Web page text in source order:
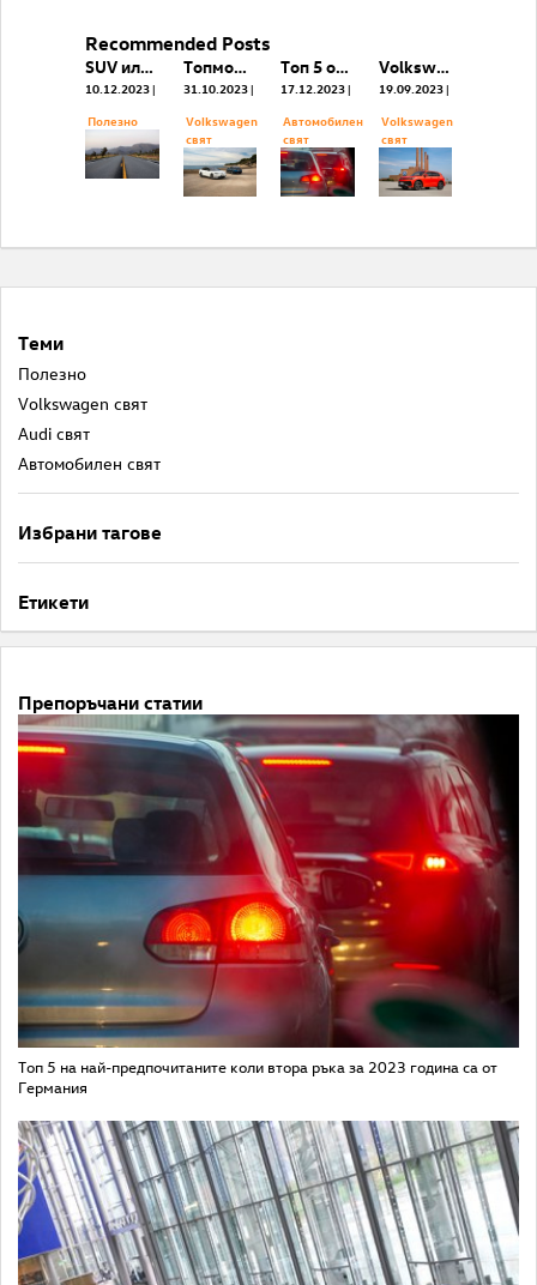
Recommended Posts
SUV или кросоувър - как да изберем?
10.12.2023
Полезнo
Tопмоделът на фамилията електрически ID. модели достига ново, по-високо ниво
31.10.2023
Volkswagen
свят
Топ 5 от най-предпочитаните коли втора ръка за 2023 г. са от Германия
17.12.2023
Автомобилен
свят
Volkswagen празнува премиерата на новия Tiguan. Кога да го очакваме в България?
19.09.2023
Volkswagen
свят
Теми
Полезнo
Volkswagen свят
Audi свят
Автомобилен свят
Избрани тагове
Етикети
Препоръчани статии
Топ 5 на най-предпочитаните коли втора ръка за 2023 година са от
Германия